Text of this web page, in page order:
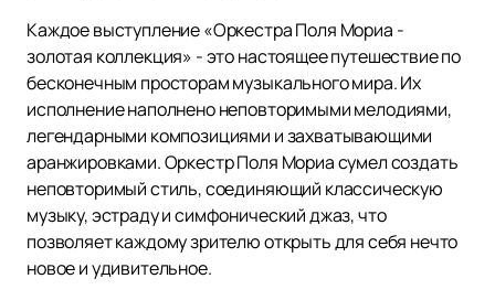
Каждое выступление «Оркестра Поля Мориа -
золотая коллекция» - это настоящее путешествие по
бесконечным просторам музыкального мира. Их
исполнение наполнено неповторимыми мелодиями,
легендарными композициями и захватывающими
аранжировками. Оркестр Поля Мориа сумел создать
неповторимый стиль, соединяющий классическую
музыку, эстраду и симфонический джаз, что
позволяет каждому зрителю открыть для себя нечто
новое и удивительное.